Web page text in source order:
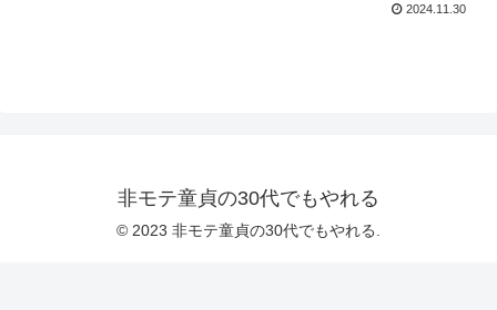
2024.11.30
非モテ童貞の30代でもやれる
© 2023 非モテ童貞の30代でもやれる.